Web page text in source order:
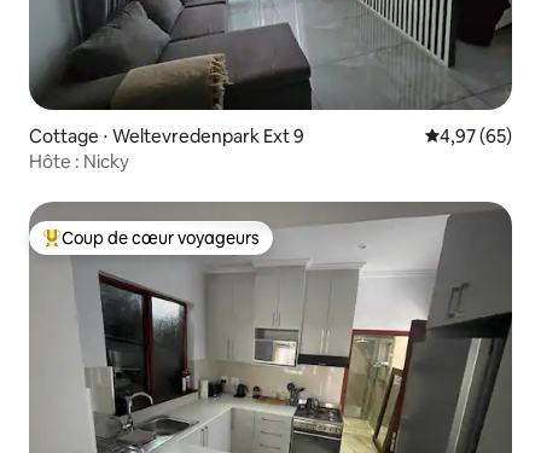
Cottage ⋅ Weltevredenpark Ext 9 Évaluation
4,97 (65)
Hôte : Nicky
Coups de cœur voyageurs les plus appréciés
Coup de cœur voyageurs